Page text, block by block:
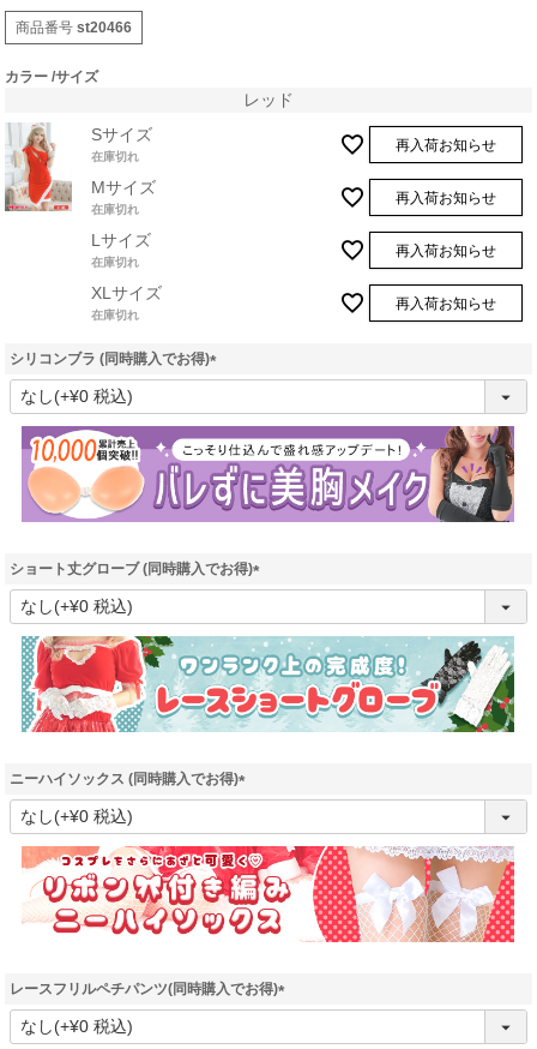
商品番号 st20466
カラー サイズ
レッド
Sサイズ
在庫切れ
再入荷お知らせ
Mサイズ
在庫切れ
再入荷お知らせ
Lサイズ
在庫切れ
再入荷お知らせ
XLサイズ
在庫切れ
再入荷お知らせ
シリコンブラ (同時購入でお得)
(
須
)
ショート丈グローブ (同時購入でお得)
(
須
)
ニーハイソックス (同時購入でお得)
(
須
)
レースフリルペチパンツ(同時購入でお得)
(